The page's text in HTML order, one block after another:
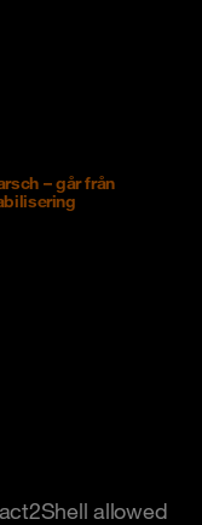
– går från
allowed